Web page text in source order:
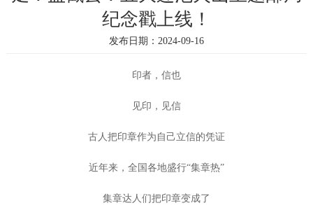
纪念戳上线！
发布日期：2024-09-16
印者，信也
见印，见信
古人把印章作为自己立信的凭证
近年来，全国各地盛行“集章热”
集章达人们把印章变成了